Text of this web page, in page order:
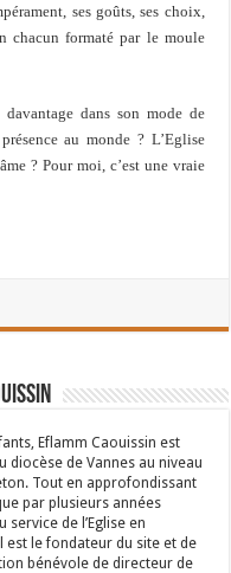
ses goûts, ses choix,
chacun formaté par le moule
dans son mode de
au monde ? L’Eglise
? Pour moi, c’est une vraie
Eflamm Caouissin est
diocèse de Vannes au niveau
Tout en approfondissant
par plusieurs années
service de l’Eglise en
est le fondateur du site et de
bénévole de directeur de